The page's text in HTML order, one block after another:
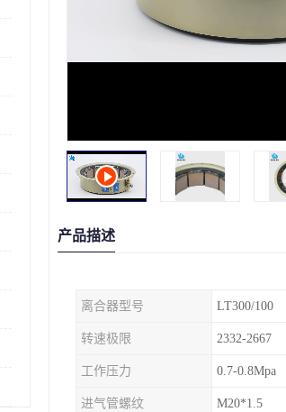
产品描述
离合器型号 LT300/100
转速极限 2332-2667
工作压力 0.7-0.8Mpa
进气管螺纹 M20*1.5